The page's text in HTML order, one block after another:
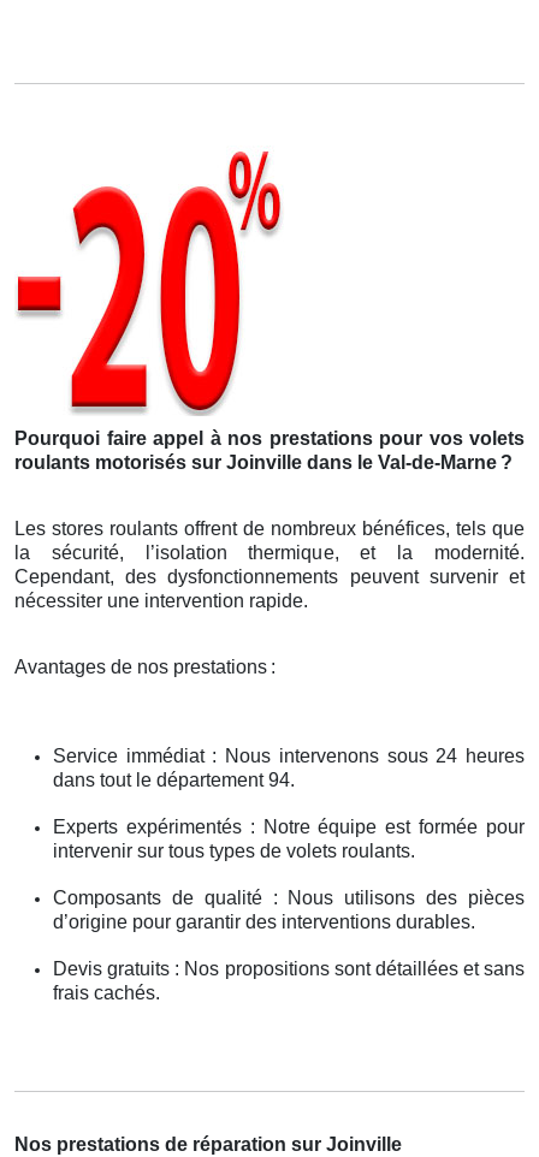
Pourquoi faire appel à nos prestations pour vos volets
roulants motorisés sur Joinville dans le Val-de-Marne ?
Les stores roulants offrent de nombreux bénéfices, tels que
la sécurité, l’isolation thermique, et la modernité.
Cependant, des dysfonctionnements peuvent survenir et
nécessiter une intervention rapide.
Avantages de nos prestations :
Service immédiat : Nous intervenons sous 24 heures
dans tout le département 94.
Experts expérimentés : Notre équipe est formée pour
intervenir sur tous types de volets roulants.
Composants de qualité : Nous utilisons des pièces
d’origine pour garantir des interventions durables.
Devis gratuits : Nos propositions sont détaillées et sans
frais cachés.
Nos prestations de réparation sur Joinville